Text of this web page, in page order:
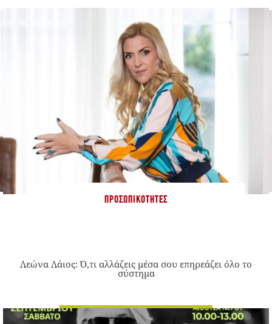
ΠΡΟΣΩΠΙΚΌΤΗΤΕΣ
Λεώνα Λάιος: Ό,τι αλλάζεις μέσα σου επηρεάζει όλο το
σύστημα